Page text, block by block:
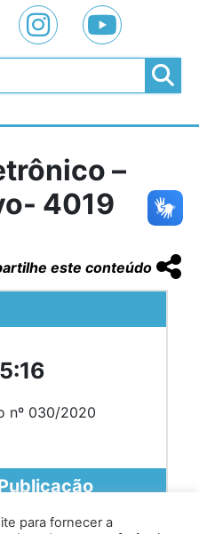
–
4019
este conteúdo
nº 030/2020
para fornecer a